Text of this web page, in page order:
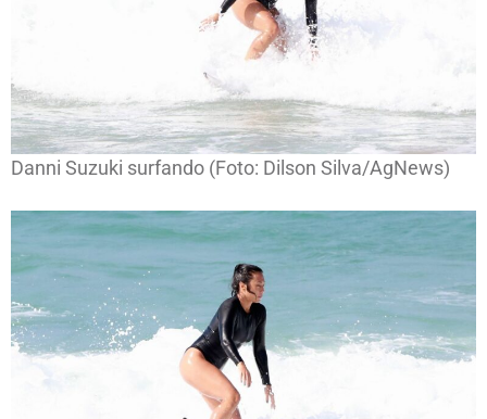
Danni Suzuki surfando (Foto: Dilson Silva/AgNews)